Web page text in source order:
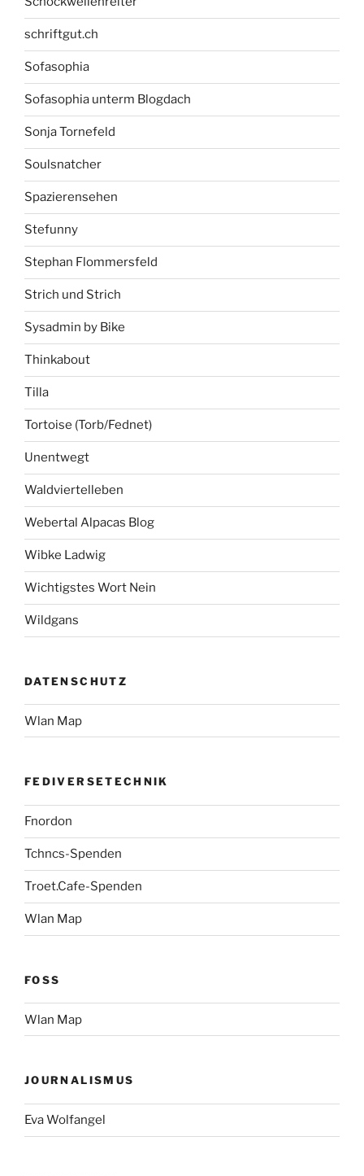
schriftgut.ch
Sofasophia
Sofasophia unterm Blogdach
Sonja Tornefeld
Soulsnatcher
Spazierensehen
Stefunny
Stephan Flommersfeld
Strich und Strich
Sysadmin by Bike
Thinkabout
Tilla
Tortoise (Torb/Fednet)
Unentwegt
Waldviertelleben
Webertal Alpacas Blog
Wibke Ladwig
Wichtigstes Wort Nein
Wildgans
DATENSCHUTZ
Wlan Map
FEDIVERSETECHNIK
Fnordon
Tchncs-Spenden
Troet.Cafe-Spenden
Wlan Map
FOSS
Wlan Map
JOURNALISMUS
Eva Wolfangel